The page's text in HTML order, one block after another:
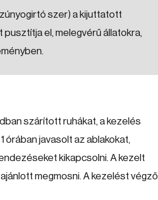
szer) a kijuttatott
el, melegvérű állatokra,
szárított ruhákat, a kezelés
órában javasolt az ablakokat,
kikapcsolni. A kezelt
megmosni. A kezelést végző